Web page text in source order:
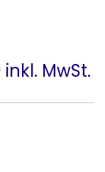
inkl. MwSt.